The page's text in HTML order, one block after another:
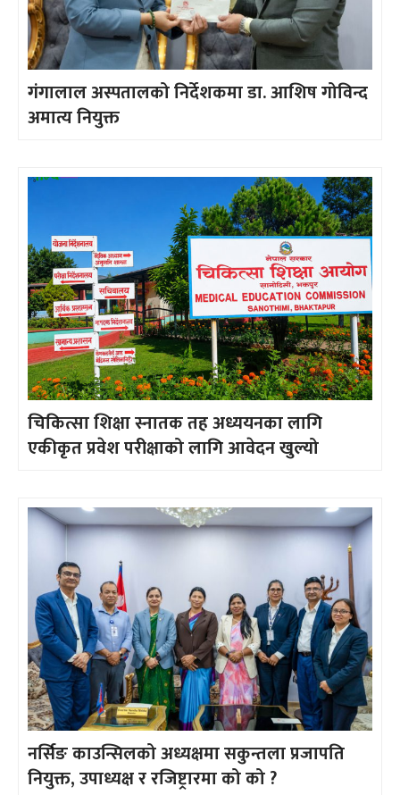
गंगालाल अस्पतालको निर्देशकमा डा. आशिष गोविन्द
अमात्य नियुक्त
चिकित्सा शिक्षा स्नातक तह अध्ययनका लागि
एकीकृत प्रवेश परीक्षाको लागि आवेदन खुल्यो
नर्सिङ काउन्सिलको अध्यक्षमा सकुन्तला प्रजापति
नियुक्त, उपाध्यक्ष र रजिष्ट्रारमा को को ?